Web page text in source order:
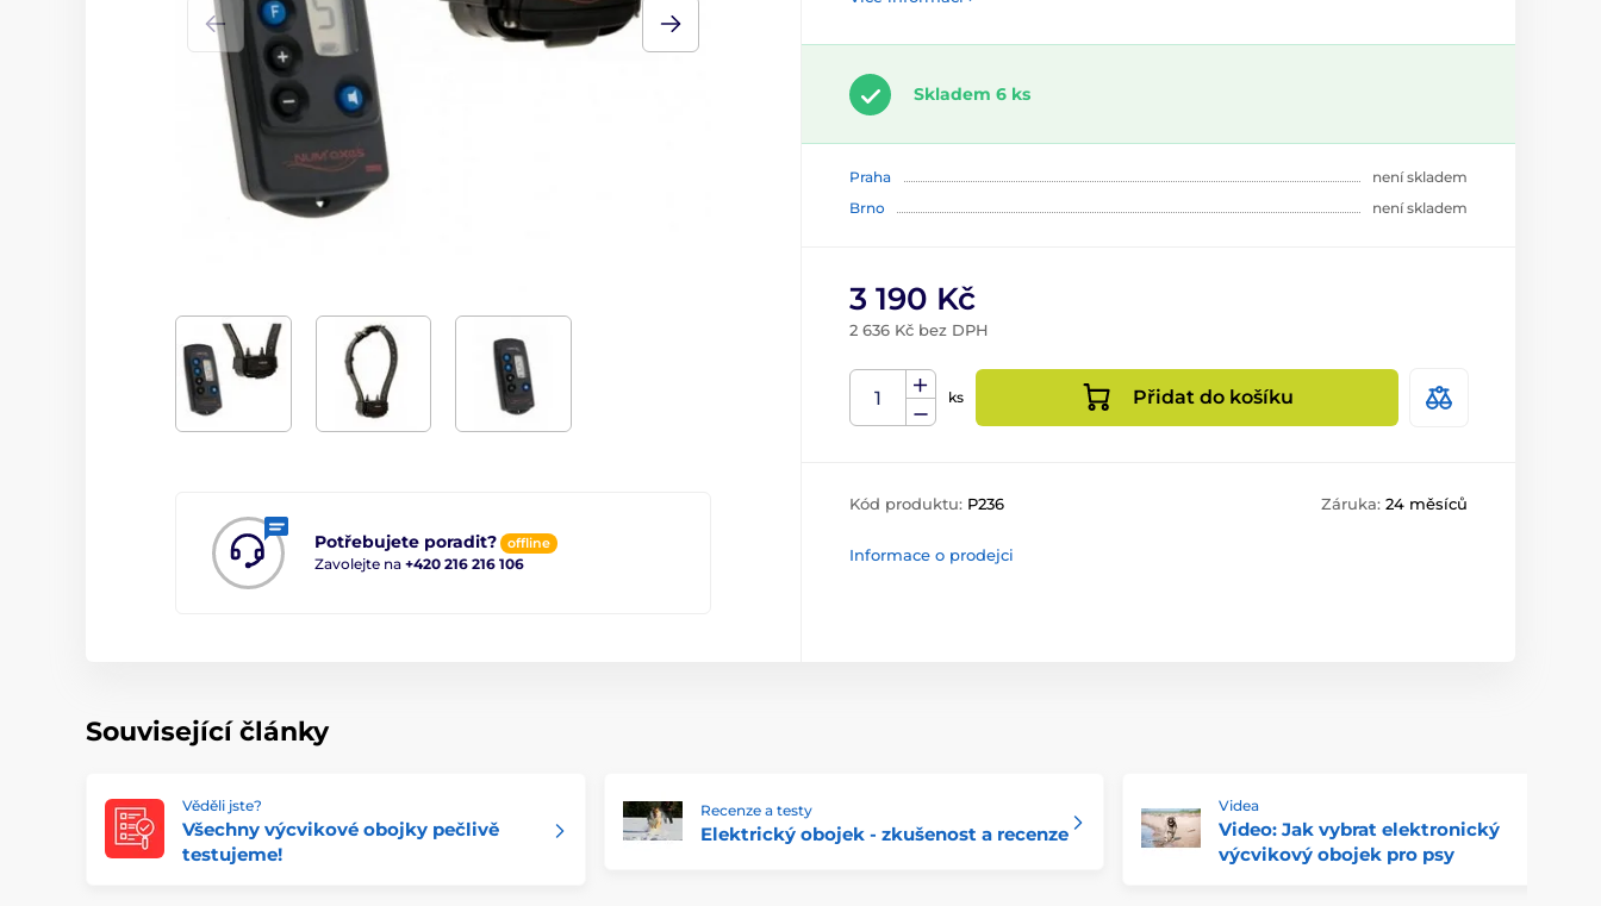
Potřebujete poradit? offline
Zavolejte na +420 216 216 106
Skladem 6 ks
Praha
není skladem
Brno
není skladem
3 190 Kč
2 636 Kč bez DPH
ks Přidat do košíku
Kód produktu: P236 Záruka: 24 měsíců
Informace o prodejci
Související články
Věděli jste?
Všechny výcvikové obojky pečlivě
testujeme!
Recenze a testy
Elektrický obojek - zkušenost a recenze
Videa
Video: Jak vybrat elektronický
výcvikový obojek pro psy